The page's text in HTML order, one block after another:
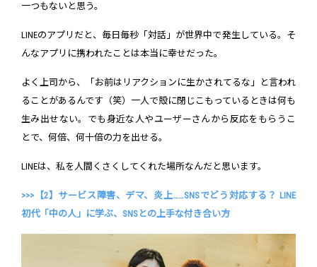
一つもないと思う。
LINEのアプリだと、毎日毎秒「対話」が世界中で発生している。そ
んなアプリに携われたことは本当に幸せだった。
よく上司から、「お前はリアクションに生かされてるな」と言われ
ることがあるんです（笑）一人で殻に閉じこもっているときは何も
生み出せない。でも身近な人やユーザーさんから反応をもらうこ
とで、何倍、何十倍の力を出せる。
LINEは、私を人間くさくしてくれた場所なんだと思います。
>>>【2】サービス障害、デマ、炎上……SNSでどう対応する？ LINE
初代「中の人」に学ぶ、SNSとの上手な付き合い方